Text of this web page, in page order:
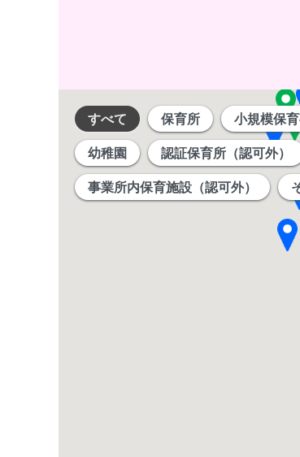
すべて 保育所 小規模保
幼稚園 認証保育所（認可外）
事業所内保育施設（認可外）